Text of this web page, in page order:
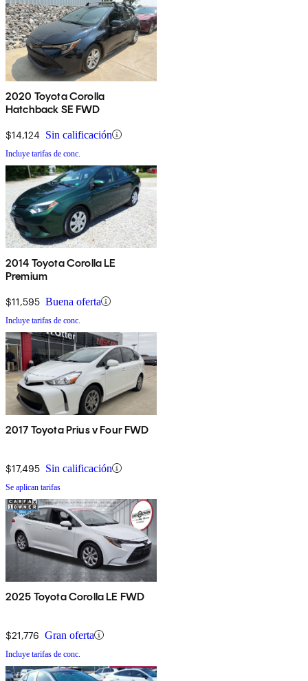
2020 Toyota Corolla
Hatchback SE FWD
$14,124 Sin calificación
Incluye tarifas de conc.
2014 Toyota Corolla LE
Premium
$11,595 Buena oferta
Incluye tarifas de conc.
2017 Toyota Prius v Four FWD
$17,495 Sin calificación
Se aplican tarifas
2025 Toyota Corolla LE FWD
$21,776 Gran oferta
Incluye tarifas de conc.